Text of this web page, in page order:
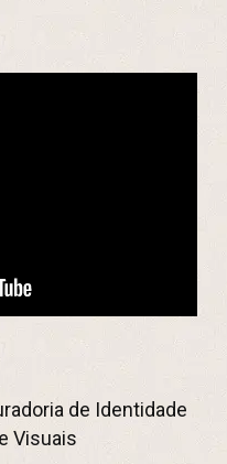
de Identidade
Visuais